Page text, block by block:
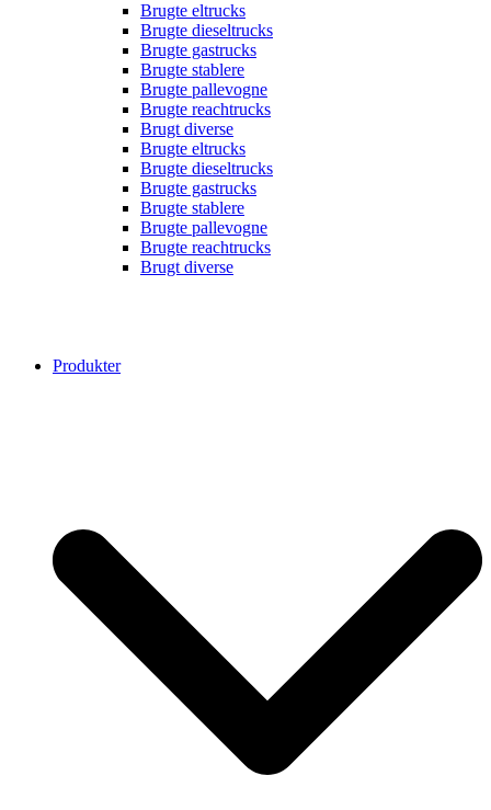
Brugte eltrucks
Brugte dieseltrucks
Brugte gastrucks
Brugte stablere
Brugte pallevogne
Brugte reachtrucks
Brugt diverse
Brugte eltrucks
Brugte dieseltrucks
Brugte gastrucks
Brugte stablere
Brugte pallevogne
Brugte reachtrucks
Brugt diverse
Produkter